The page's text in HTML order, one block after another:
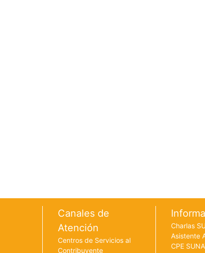
Footer menu
Canales de
Atención
Centros de Servicios al
Contribuyente
Charlas
Asistente
CPE